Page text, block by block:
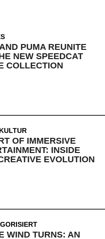
PUMA REUNITE
NEW SPEEDCAT
COLLECTION
KULTUR
OF IMMERSIVE
INSIDE
EVOLUTION
WIND TURNS: AN